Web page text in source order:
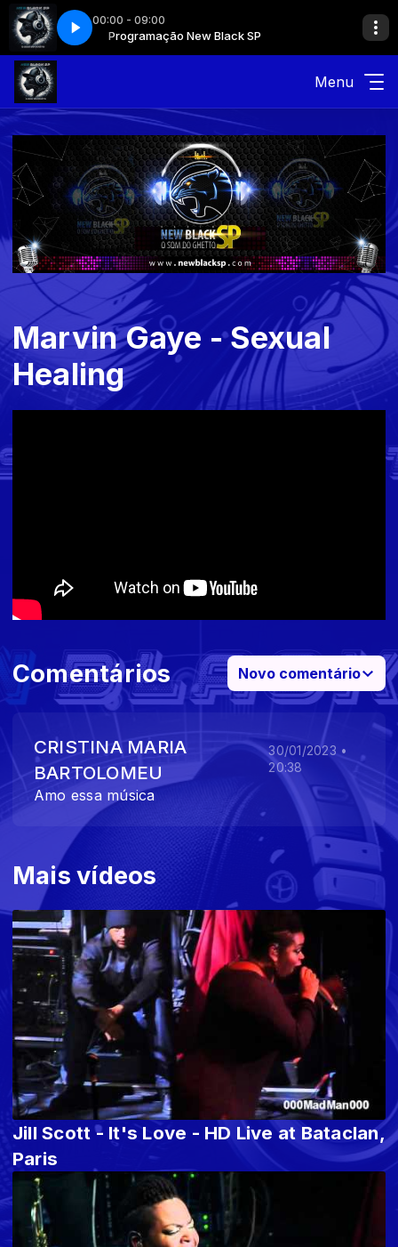
00:00 - 09:00
Programação New Black SP
Menu
Marvin Gaye - Sexual
Healing
Mais vídeos
Jill Scott - It's Love - HD Live at Bataclan,
Paris
Comentários Novo comentário
Amo essa música
CRISTINA MARIA
BARTOLOMEU
30/01/2023 •
20:38